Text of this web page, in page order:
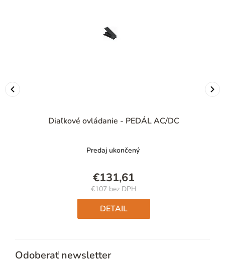
Diaľkové ovládanie - PEDÁL AC/DC
Predaj ukončený
€131,61
€107 bez DPH
Jednotková
cena:
DETAIL
Odoberať newsletter